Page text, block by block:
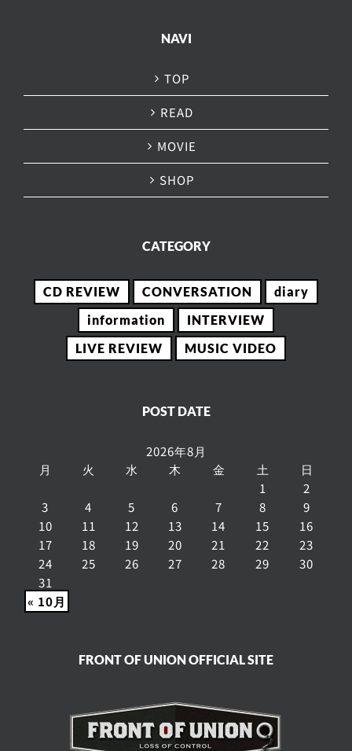
NAVI
TOP
READ
MOVIE
SHOP
CATEGORY
CD REVIEW CONVERSATION
diary
information
INTERVIEW
LIVE REVIEW
MUSIC VIDEO
POST DATE
2026年8月
月
火 水 木 金 土 日
« 10月
1
2
3
4 5 6 7 8
9
10
11 12 13 14 15
16
17
18 19 20 21 22
23
24
25 26 27 28 29
30
31
FRONT OF UNION OFFICIAL SITE